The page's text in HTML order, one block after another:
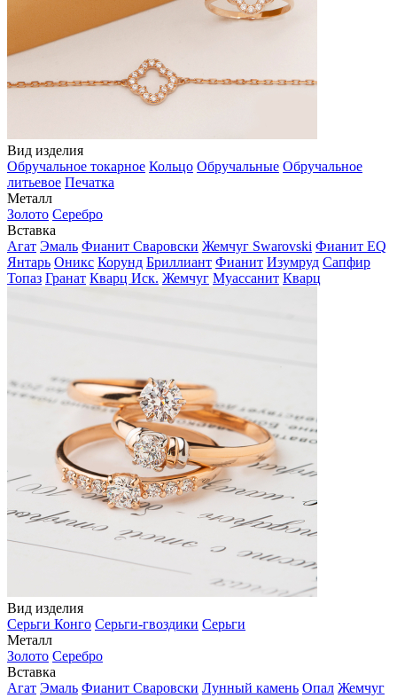
Вид изделия
Обручальное токарное Кольцо Обручальные Обручальное
литьевое Печатка
Металл
Золото Серебро
Вставка
Агат Эмаль Фианит Сваровски Жемчуг Swarovski Фианит EQ
Янтарь Оникс Корунд Бриллиант Фианит Изумруд Сапфир
Топаз Гранат Кварц Иск. Жемчуг Муассанит Кварц
Вид изделия
Серьги Конго Серьги-гвоздики Серьги
Металл
Золото Серебро
Вставка
Агат Эмаль Фианит Сваровски Лунный камень Опал Жемчуг